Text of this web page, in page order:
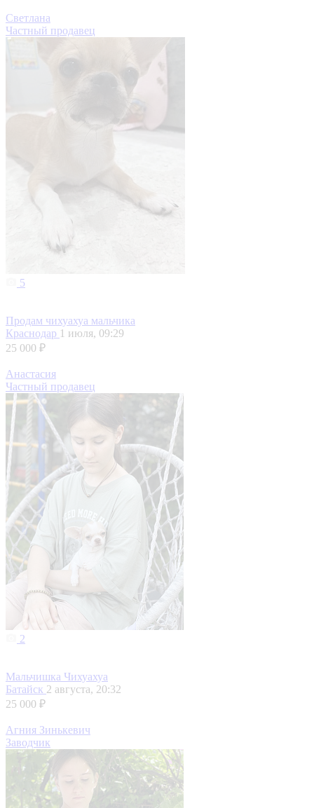
Светлана
Частный продавец
5
Продам чихуахуа мальчика
Краснодар 1 июля, 09:29
25 000 ₽
Анастасия
Частный продавец
2
Мальчишка Чихуахуа
Батайск 2 августа, 20:32
25 000 ₽
Агния Зинькевич
Заводчик